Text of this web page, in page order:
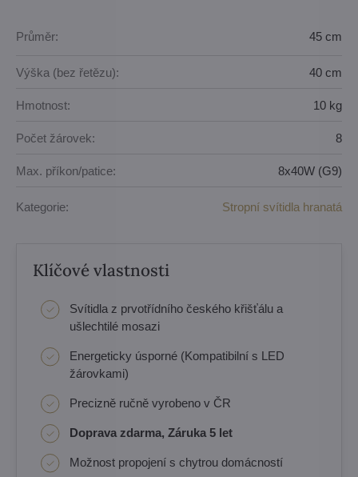
Průměr: 45 cm
Výška (bez řetězu): 40 cm
Hmotnost: 10 kg
Počet žárovek: 8
Max. příkon/patice: 8x40W (G9)
Kategorie: Stropní svítidla hranatá
Klíčové vlastnosti
Svítidla z prvotřídního českého křišťálu a
ušlechtilé mosazi
Energeticky úsporné (Kompatibilní s LED
žárovkami)
Precizně ručně vyrobeno v ČR
Doprava zdarma, Záruka 5 let
Možnost propojení s chytrou domácností